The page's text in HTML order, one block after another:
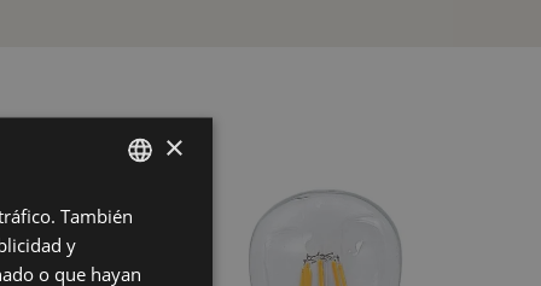
SPANISH
×
También
y
o que hayan